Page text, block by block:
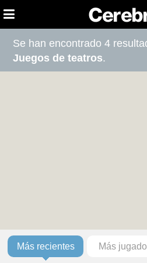
Se han encontrado 4
Juegos de teatros.
Más recientes Más